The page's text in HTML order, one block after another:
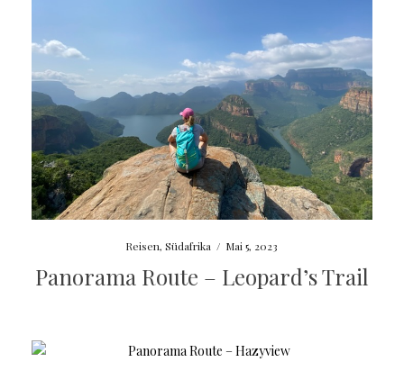
Reisen,Südafrika / Mai 5, 2023
Panorama Route – Leopard’s Trail